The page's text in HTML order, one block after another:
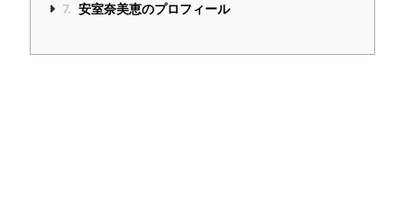
7. 安室奈美恵のプロフィール